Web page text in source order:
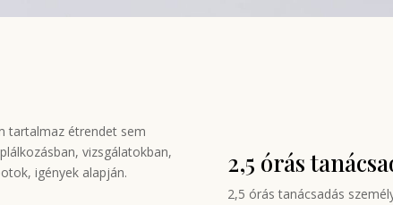
tartalmaz étrendet sem
vizsgálatokban,
igények alapján.
2,5 órás
2,5 órás tanácsadás